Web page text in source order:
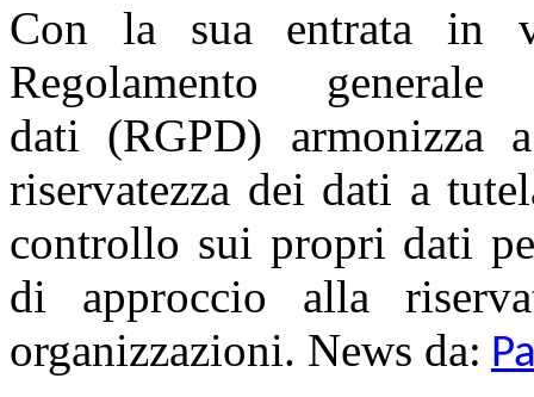
Con la sua entrata in
Regolamento
dati (RGPD) armonizza
riservatezza dei dati a
controllo sui propri dati
di approccio alla
organizzazioni. News da: